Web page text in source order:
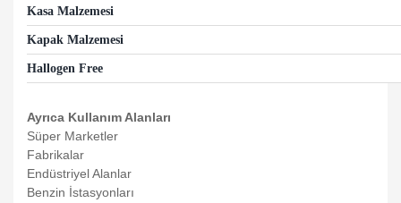
Kasa Malzemesi
Kapak Malzemesi
Hallogen Free
Ayrıca Kullanım Alanları
Süper Marketler
Fabrikalar
Endüstriyel Alanlar
Benzin İstasyonları